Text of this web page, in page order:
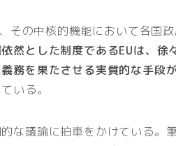
その中核的機能において各国
然とした制度であるEUは、徐
務を果たさせる実質的な手段が
いる。
な議論に拍車をかけている。